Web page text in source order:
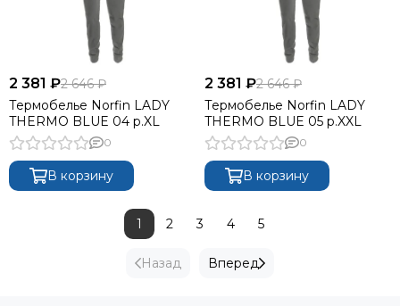
2 381 ₽2 646 ₽
Термобелье Norfin LADY
THERMO BLUE 04 р.XL
0
В корзину
2 381 ₽2 646 ₽
Термобелье Norfin LADY
THERMO BLUE 05 р.XXL
0
В корзину
Назад
1 2 3 4 5
Вперед